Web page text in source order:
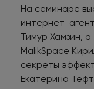
На семинаре
интернет-
Тимур Хамзин,
MalikSpace
секреты
Екатерина